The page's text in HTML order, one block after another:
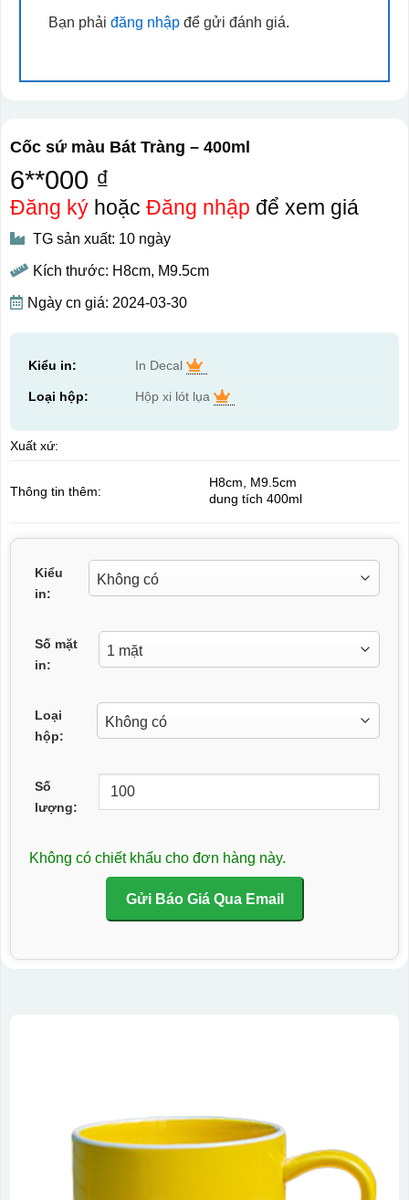
Bạn phải đăng nhậpđể gửi đánh giá.
Cốc sứ màu Bát Tràng – 400ml
6**000 ₫
Đăng kýhoặc Đăng nhập để xem giá
TG sản xuất: 10 ngày
Kích thước: H8cm, M9.5cm
Ngày cn giá: 2024-03-30
Kiểu in: In Decal
Loại hộp: Hộp xi lót lụa
Xuất xứ:
Thông tin thêm:
H8cm, M9.5cm
dung tích 400ml
Kiểu
in:
Số mặt
in:
Loại
hộp:
Số
lượng:
Không có chiết khấu cho đơn hàng này.
Gửi Báo Giá Qua Email